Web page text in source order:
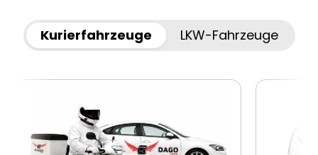
Kurierfahrzeuge LKW-Fahrzeuge